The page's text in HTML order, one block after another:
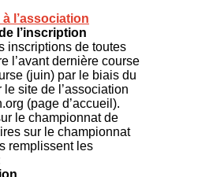
l’association
l’inscription
inscriptions de toutes
l’avant dernière course
(juin) par le biais du
site de l’association
(page d’accueil).
le championnat de
sur le championnat
remplissent les